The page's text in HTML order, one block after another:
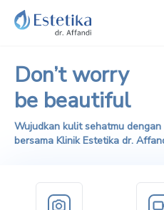
Don’t worry
be beautiful
Wujudkan kulit sehatmu
bersama Klinik Estetika dr.